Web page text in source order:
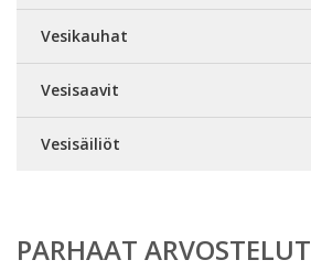
Vesikauhat
Vesisaavit
Vesisäiliöt
PARHAAT ARVOSTELUT